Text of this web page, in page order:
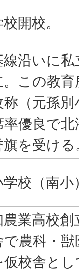
開校。
沿いに
この教
（元孫
率優良で
旗を受ける
校（南小
農業高校
で農科・
校舎と